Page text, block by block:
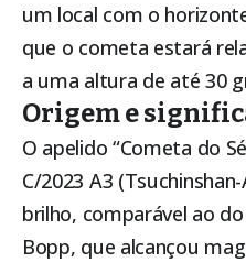
um local com o
que o cometa estará
a uma altura de até 30
Origem e
O apelido “Cometa do
C/2023 A3
brilho, comparável ao
Bopp, que alcançou